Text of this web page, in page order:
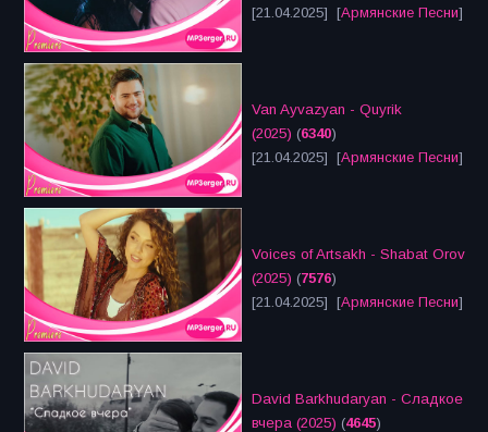
[21.04.2025] [Армянские Песни]
Van Ayvazyan - Quyrik
(2025) (6340)
[21.04.2025] [Армянские Песни]
Voices of Artsakh - Shabat Orov
(2025) (7576)
[21.04.2025] [Армянские Песни]
David Barkhudaryan - Сладкое
вчера (2025) (4645)